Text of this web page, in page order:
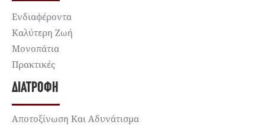
Ενδιαφέροντα
Καλύτερη Ζωή
Μονοπάτια
Πρακτικές
ΔΙΑΤΡΟΦΉ
Αποτοξίνωση Και Αδυνάτισμα